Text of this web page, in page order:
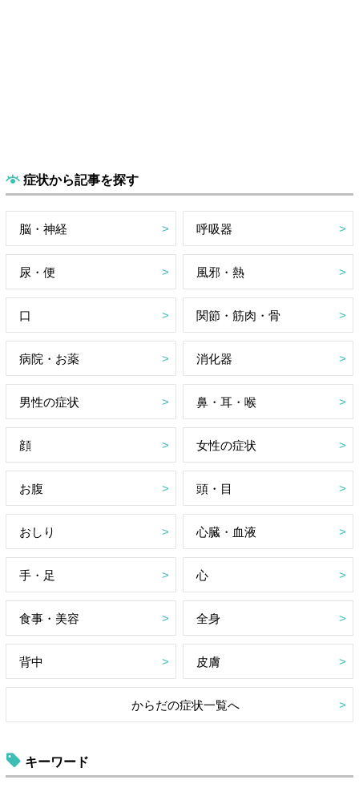
症状から記事を探す
脳・神経 呼吸器
尿・便 風邪・熱
口 関節・筋肉・骨
病院・お薬 消化器
男性の症状 鼻・耳・喉
顔 女性の症状
お腹 頭・目
おしり 心臓・血液
手・足 心
食事・美容 全身
背中 皮膚
からだの症状一覧へ
キーワード